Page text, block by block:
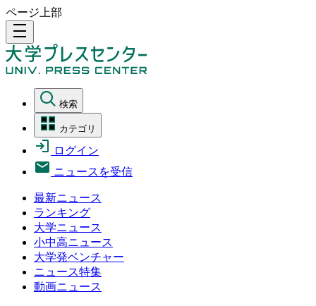
ページ上部
density_medium
検索
カテゴリ
ログイン
ニュースを受信
最新ニュース
ランキング
大学ニュース
小中高ニュース
大学発ベンチャー
ニュース特集
動画ニュース